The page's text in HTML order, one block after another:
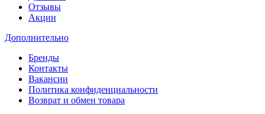
Отзывы
Акции
Дополнительно
Бренды
Контакты
Вакансии
Политика конфиденциальности
Возврат и обмен товара